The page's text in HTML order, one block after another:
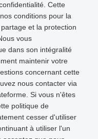
Cette
conditions pour la
et la protection
vous
dans son intégralité
maintenir votre
concernant cette
nous contacter via
Si vous n'êtes
politique de
cesser d'utiliser
à utiliser l'un